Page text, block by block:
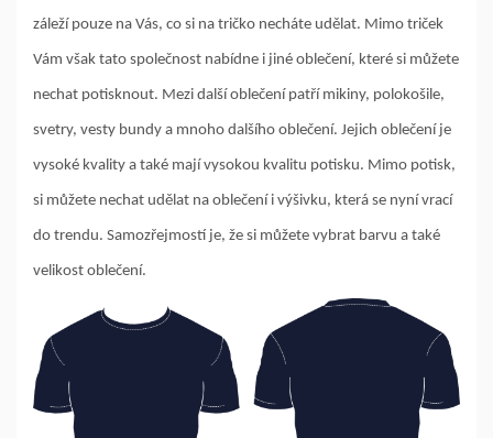
záleží pouze na Vás, co si na tričko necháte udělat. Mimo triček
Vám však tato společnost nabídne i jiné oblečení, které si můžete
nechat potisknout. Mezi další oblečení patří mikiny, polokošile,
svetry, vesty bundy a mnoho dalšího oblečení. Jejich oblečení je
vysoké kvality a také mají vysokou kvalitu potisku. Mimo potisk,
si můžete nechat udělat na oblečení i výšivku, která se nyní vrací
do trendu. Samozřejmostí je, že si můžete vybrat barvu a také
velikost oblečení.